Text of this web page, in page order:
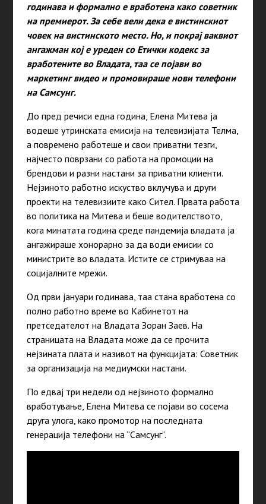
годинава и формално е вработена како советник
на премиерот. За себе вели дека е вистинскиот
човек на вистинското место. Но, и покрај ваквиот
ангажман кој е уреден со Етички кодекс за
вработените во Владата, таа се појави во
маркетинг видео и промовираше нови телефони
на Самсунг.
До пред речиси една година, Елена Митева ја
водеше утринската емисија на телевизијата Телма,
а повремено работеше и свои приватни тезги,
најчесто поврзани со работа на промоции на
брендови и разни настани за приватни клиенти.
Нејзиното работно искуство вклучува и други
проекти на телевизиите како Сител. Првата работа
во политика на Митева и беше водителството,
кога минатата година среде пандемија владата ја
ангажираше хонорарно за да води емисии со
министрите во владата. Истите се стримуваа на
социјалните мрежи.
Од први јануари годинава, таа стана вработена со
полно работно време во Кабинетот на
претседателот на Владата Зоран Заев. На
страницата на Владата може да се прочита
нејзината плата и називот на функцијата: Советник
за организација на медиумски настани.
По едвај три недели од нејзиното формално
вработување, Елена Митева се појави во сосема
друга улога, како промотор на последната
генерација телефони на “Самсунг”.